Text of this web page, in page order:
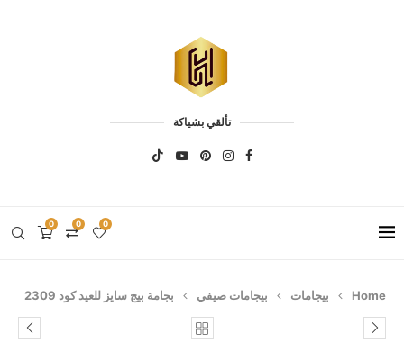
تألقي بشياكة
0 0 0
Home بيجامات بيجامات صيفي بجامة بيج سايز للعيد كود 2309